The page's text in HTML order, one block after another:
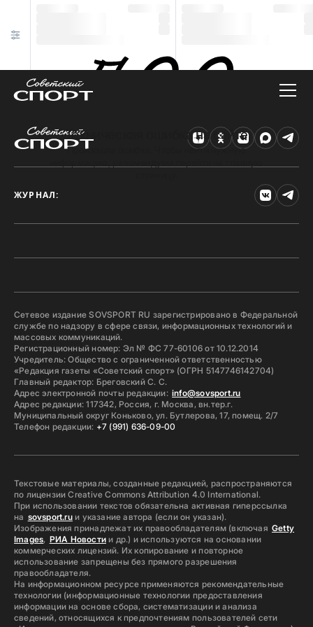
Техническая ошибка на сайте
Произошла ошибка. Чтобы найти нужную
ЖУРНАЛ:
Сетевое издание SOVSPORT RU зарегистрировано в Федеральной
службе по надзору в сфере связи, информационных технологий и
массовых коммуникаций.
Регистрационный номер: Эл № ФС 77-60106 от 10.12.2014
Учредитель: Общество с ограниченной ответственностью
«Редакция газеты «Советский спорт» (ОГРН 5147746142704)
Главный редактор: Бреговский С. С.
Адрес электронной почты редакции: info@sovsport.ru
Адрес редакции: 117342, Россия, г. Москва, вн.тер.г.
Муниципальный округ Коньково, ул. Бутлерова, 17, помещ. 2/7
Телефон редакции: +7 (991) 636-09-00
Текстовые материалы, созданные редакцией, распространяются
по лицензии Creative Commons Attribution 4.0 International.
При использовании текстов обязательна активная гиперссылка
на sovsport.ruи указание автора (если он указан).
Изображения принадлежат их правообладателям (включая Getty
Images, РИА Новостии др.) и используются на основании
коммерческих лицензий. Их копирование и повторное
использование запрещены без прямого разрешения
правообладателя.
На информационном ресурсе применяются рекомендательные
технологии (информационные технологии предоставления
информации на основе сбора, систематизации и анализа
сведений, относящихся к предпочтениям пользователей сети